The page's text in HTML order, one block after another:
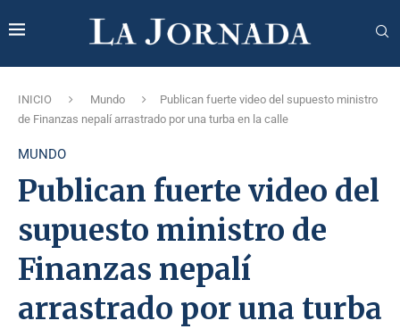
INICIO Mundo
Publican fuerte video del supuesto ministro
de Finanzas nepalí arrastrado por una turba en la calle
MUNDO
Publican fuerte video del
supuesto ministro de
Finanzas nepalí
arrastrado por una turba